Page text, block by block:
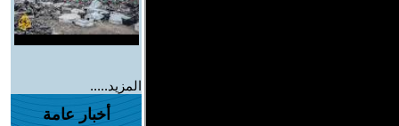
المزيد.....
أخبار عامة